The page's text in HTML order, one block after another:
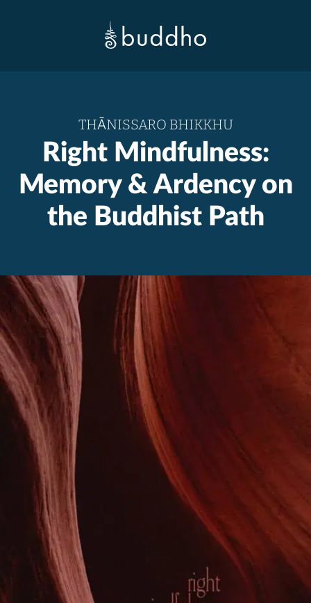
THĀNISSARO BHIKKHU
Right Mindfulness:
Memory & Ardency on
the Buddhist Path